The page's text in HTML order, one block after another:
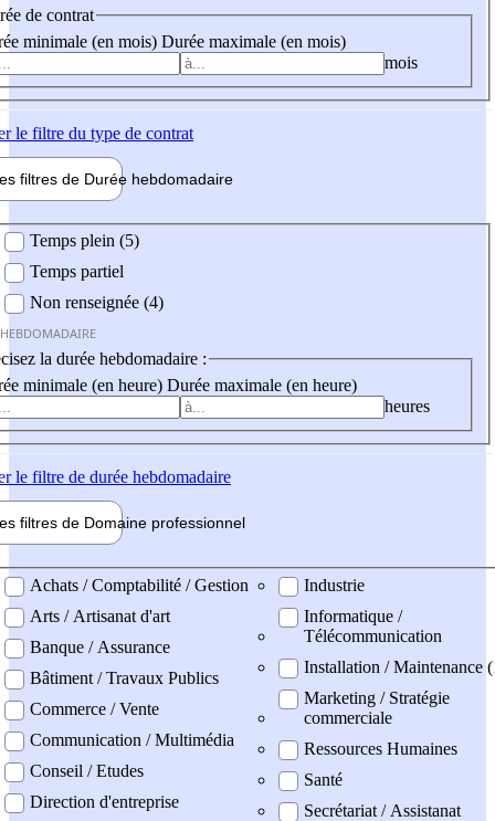
de contrat
minimale (en mois) Durée maximale (en mois)
mois
le filtre du type de contrat
filtres de Durée hebdomadaire
Temps plein (5)
Temps partiel
Non renseignée (4)
la durée hebdomadaire :
minimale (en heure) Durée maximale (en heure)
heures
le filtre de durée hebdomadaire
filtres de Domaine professionnel
professionel
Achats / Comptabilité / Gestion
Arts / Artisanat d'art
Banque / Assurance
Bâtiment / Travaux Publics
Commerce / Vente
Communication / Multimédia
Conseil / Etudes
Direction d'entreprise
Industrie
Informatique /
Télécommunication
Installation / Maintenance
Marketing / Stratégie
commerciale
Ressources Humaines
Santé
Secrétariat / Assistanat